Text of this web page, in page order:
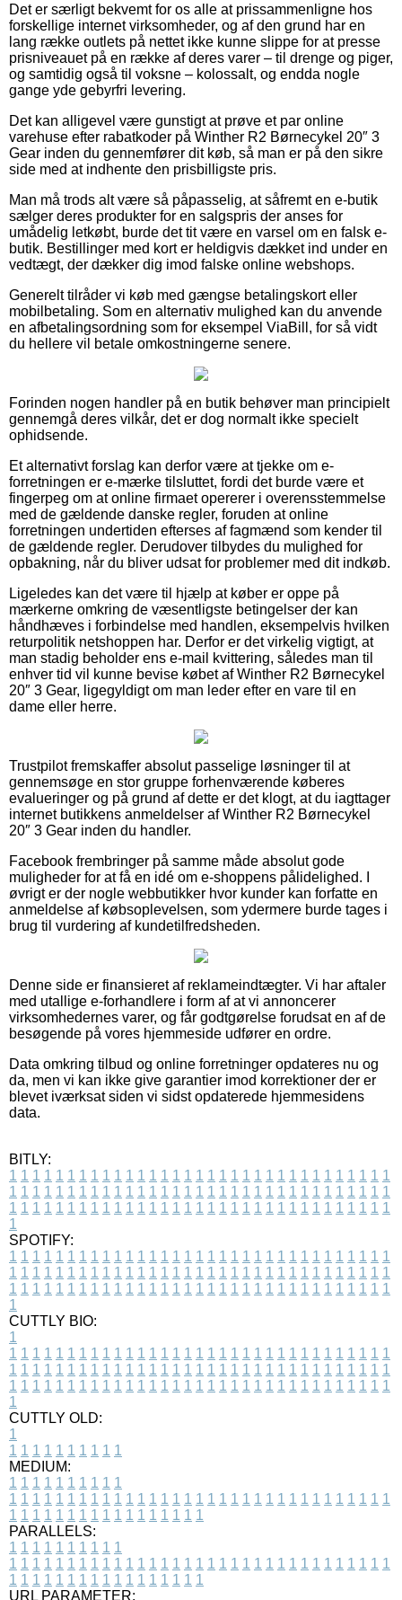
Det er særligt bekvemt for os alle at prissammenligne hos
forskellige internet virksomheder, og af den grund har en
lang række outlets på nettet ikke kunne slippe for at presse
prisniveauet på en række af deres varer – til drenge og piger,
og samtidig også til voksne – kolossalt, og endda nogle
gange yde gebyrfri levering.
Det kan alligevel være gunstigt at prøve et par online
varehuse efter rabatkoder på Winther R2 Børnecykel 20″ 3
Gear inden du gennemfører dit køb, så man er på den sikre
side med at indhente den prisbilligste pris.
Man må trods alt være så påpasselig, at såfremt en e-butik
sælger deres produkter for en salgspris der anses for
umådelig letkøbt, burde det tit være en varsel om en falsk e-
butik. Bestillinger med kort er heldigvis dækket ind under en
vedtægt, der dækker dig imod falske online webshops.
Generelt tilråder vi køb med gængse betalingskort eller
mobilbetaling. Som en alternativ mulighed kan du anvende
en afbetalingsordning som for eksempel ViaBill, for så vidt
du hellere vil betale omkostningerne senere.
Forinden nogen handler på en butik behøver man principielt
gennemgå deres vilkår, det er dog normalt ikke specielt
ophidsende.
Et alternativt forslag kan derfor være at tjekke om e-
forretningen er e-mærke tilsluttet, fordi det burde være et
fingerpeg om at online firmaet opererer i overensstemmelse
med de gældende danske regler, foruden at online
forretningen undertiden efterses af fagmænd som kender til
de gældende regler. Derudover tilbydes du mulighed for
opbakning, når du bliver udsat for problemer med dit indkøb.
Ligeledes kan det være til hjælp at køber er oppe på
mærkerne omkring de væsentligste betingelser der kan
håndhæves i forbindelse med handlen, eksempelvis hvilken
returpolitik netshoppen har. Derfor er det virkelig vigtigt, at
man stadig beholder ens e-mail kvittering, således man til
enhver tid vil kunne bevise købet af Winther R2 Børnecykel
20″ 3 Gear, ligegyldigt om man leder efter en vare til en
dame eller herre.
Trustpilot fremskaffer absolut passelige løsninger til at
gennemsøge en stor gruppe forhenværende køberes
evalueringer og på grund af dette er det klogt, at du iagttager
internet butikkens anmeldelser af Winther R2 Børnecykel
20″ 3 Gear inden du handler.
Facebook frembringer på samme måde absolut gode
muligheder for at få en idé om e-shoppens pålidelighed. I
øvrigt er der nogle webbutikker hvor kunder kan forfatte en
anmeldelse af købsoplevelsen, som ydermere burde tages i
brug til vurdering af kundetilfredsheden.
Denne side er finansieret af reklameindtægter. Vi har aftaler
med utallige e-forhandlere i form af at vi annoncerer
virksomhedernes varer, og får godtgørelse forudsat en af de
besøgende på vores hjemmeside udfører en ordre.
Data omkring tilbud og online forretninger opdateres nu og
da, men vi kan ikke give garantier imod korrektioner der er
blevet iværksat siden vi sidst opdaterede hjemmesidens
data.
BITLY:
1 1 1 1 1 1 1 1 1 1 1 1 1 1 1 1 1 1 1 1 1 1 1 1 1 1 1 1 1 1 1 1 1
1 1 1 1 1 1 1 1 1 1 1 1 1 1 1 1 1 1 1 1 1 1 1 1 1 1 1 1 1 1 1 1 1
1 1 1 1 1 1 1 1 1 1 1 1 1 1 1 1 1 1 1 1 1 1 1 1 1 1 1 1 1 1 1 1 1
1
SPOTIFY:
1 1 1 1 1 1 1 1 1 1 1 1 1 1 1 1 1 1 1 1 1 1 1 1 1 1 1 1 1 1 1 1 1
1 1 1 1 1 1 1 1 1 1 1 1 1 1 1 1 1 1 1 1 1 1 1 1 1 1 1 1 1 1 1 1 1
1 1 1 1 1 1 1 1 1 1 1 1 1 1 1 1 1 1 1 1 1 1 1 1 1 1 1 1 1 1 1 1 1
1
CUTTLY BIO:
1
1 1 1 1 1 1 1 1 1 1 1 1 1 1 1 1 1 1 1 1 1 1 1 1 1 1 1 1 1 1 1 1 1
1 1 1 1 1 1 1 1 1 1 1 1 1 1 1 1 1 1 1 1 1 1 1 1 1 1 1 1 1 1 1 1 1
1 1 1 1 1 1 1 1 1 1 1 1 1 1 1 1 1 1 1 1 1 1 1 1 1 1 1 1 1 1 1 1 1
1
CUTTLY OLD:
1
1 1 1 1 1 1 1 1 1 1
MEDIUM:
1 1 1 1 1 1 1 1 1 1
1 1 1 1 1 1 1 1 1 1 1 1 1 1 1 1 1 1 1 1 1 1 1 1 1 1 1 1 1 1 1 1 1
1 1 1 1 1 1 1 1 1 1 1 1 1 1 1 1 1
PARALLELS:
1 1 1 1 1 1 1 1 1 1
1 1 1 1 1 1 1 1 1 1 1 1 1 1 1 1 1 1 1 1 1 1 1 1 1 1 1 1 1 1 1 1 1
1 1 1 1 1 1 1 1 1 1 1 1 1 1 1 1 1
URL PARAMETER: